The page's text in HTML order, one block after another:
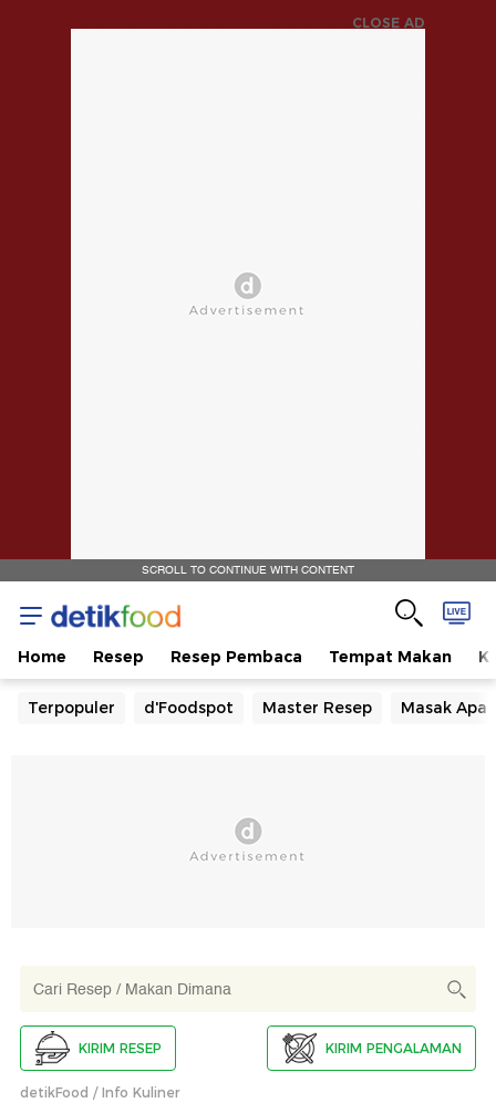
CLOSE AD
SCROLL TO CONTINUE WITH CONTENT
Home Resep Resep Pembaca Tempat Makan
Terpopuler d'Foodspot Master Resep Masak Apa
KIRIM RESEP KIRIM PENGALAMAN
detikFood Info Kuliner